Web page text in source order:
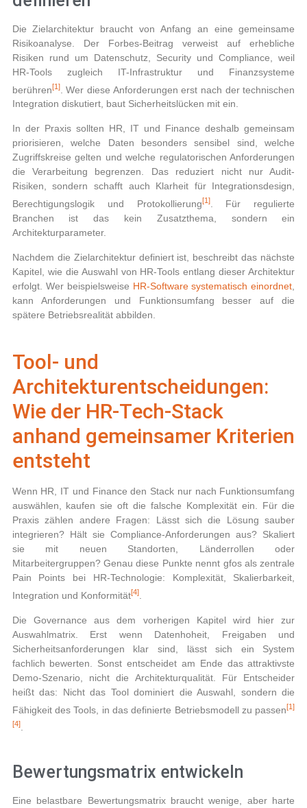
Die Zielarchitektur braucht von Anfang an eine gemeinsame
Risikoanalyse. Der Forbes-Beitrag verweist auf erhebliche
Risiken rund um Datenschutz, Security und Compliance, weil
HR-Tools zugleich IT-Infrastruktur und Finanzsysteme
berühren[1]. Wer diese Anforderungen erst nach der technischen
Integration diskutiert, baut Sicherheitslücken mit ein.
In der Praxis sollten HR, IT und Finance deshalb gemeinsam
priorisieren, welche Daten besonders sensibel sind, welche
Zugriffskreise gelten und welche regulatorischen Anforderungen
die Verarbeitung begrenzen. Das reduziert nicht nur Audit-
Risiken, sondern schafft auch Klarheit für Integrationsdesign,
Berechtigungslogik und Protokollierung[1]. Für regulierte
Branchen ist das kein Zusatzthema, sondern ein
Architekturparameter.
Nachdem die Zielarchitektur definiert ist, beschreibt das nächste
Kapitel, wie die Auswahl von HR-Tools entlang dieser Architektur
erfolgt. Wer beispielsweise HR-Software systematisch einordnet
kann Anforderungen und Funktionsumfang besser auf die
spätere Betriebsrealität abbilden.
Tool- und
Architekturentscheidungen:
Wie der HR‑Tech‑Stack
anhand gemeinsamer Kriterien
entsteht
Wenn HR, IT und Finance den Stack nur nach Funktionsumfang
auswählen, kaufen sie oft die falsche Komplexität ein. Für die
Praxis zählen andere Fragen: Lässt sich die Lösung sauber
integrieren? Hält sie Compliance-Anforderungen aus? Skaliert
sie mit neuen Standorten, Länderrollen oder
Mitarbeitergruppen? Genau diese Punkte nennt gfos als zentrale
Pain Points bei HR-Technologie: Komplexität, Skalierbarkeit,
Integration und Konformität[4].
Die Governance aus dem vorherigen Kapitel wird hier zur
Auswahlmatrix. Erst wenn Datenhoheit, Freigaben und
Sicherheitsanforderungen klar sind, lässt sich ein System
fachlich bewerten. Sonst entscheidet am Ende das attraktivste
Demo-Szenario, nicht die Architekturqualität. Für Entscheider
heißt das: Nicht das Tool dominiert die Auswahl, sondern die
Fähigkeit des Tools, in das definierte Betriebsmodell zu passen[1]
[4].
Bewertungsmatrix entwickeln
Eine belastbare Bewertungsmatrix braucht wenige, aber harte